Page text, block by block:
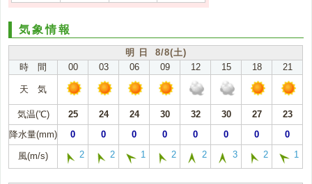
気象情報
明 日 8/8(土)
時 間
00 03 06 09 12 15 18 21
天 気
気温(℃) 25 24 24 30 32 30 27
23
降水量(mm)
0 0 0 0 0 0 0 0
風(m/s) 2 2 1 2 2 3 2 1